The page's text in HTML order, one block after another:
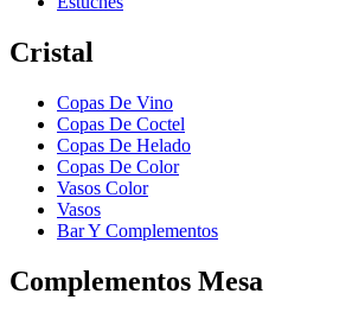
Cristal
Copas De Vino
Copas De Coctel
Copas De Helado
Copas De Color
Vasos Color
Vasos
Bar Y Complementos
Complementos Mesa